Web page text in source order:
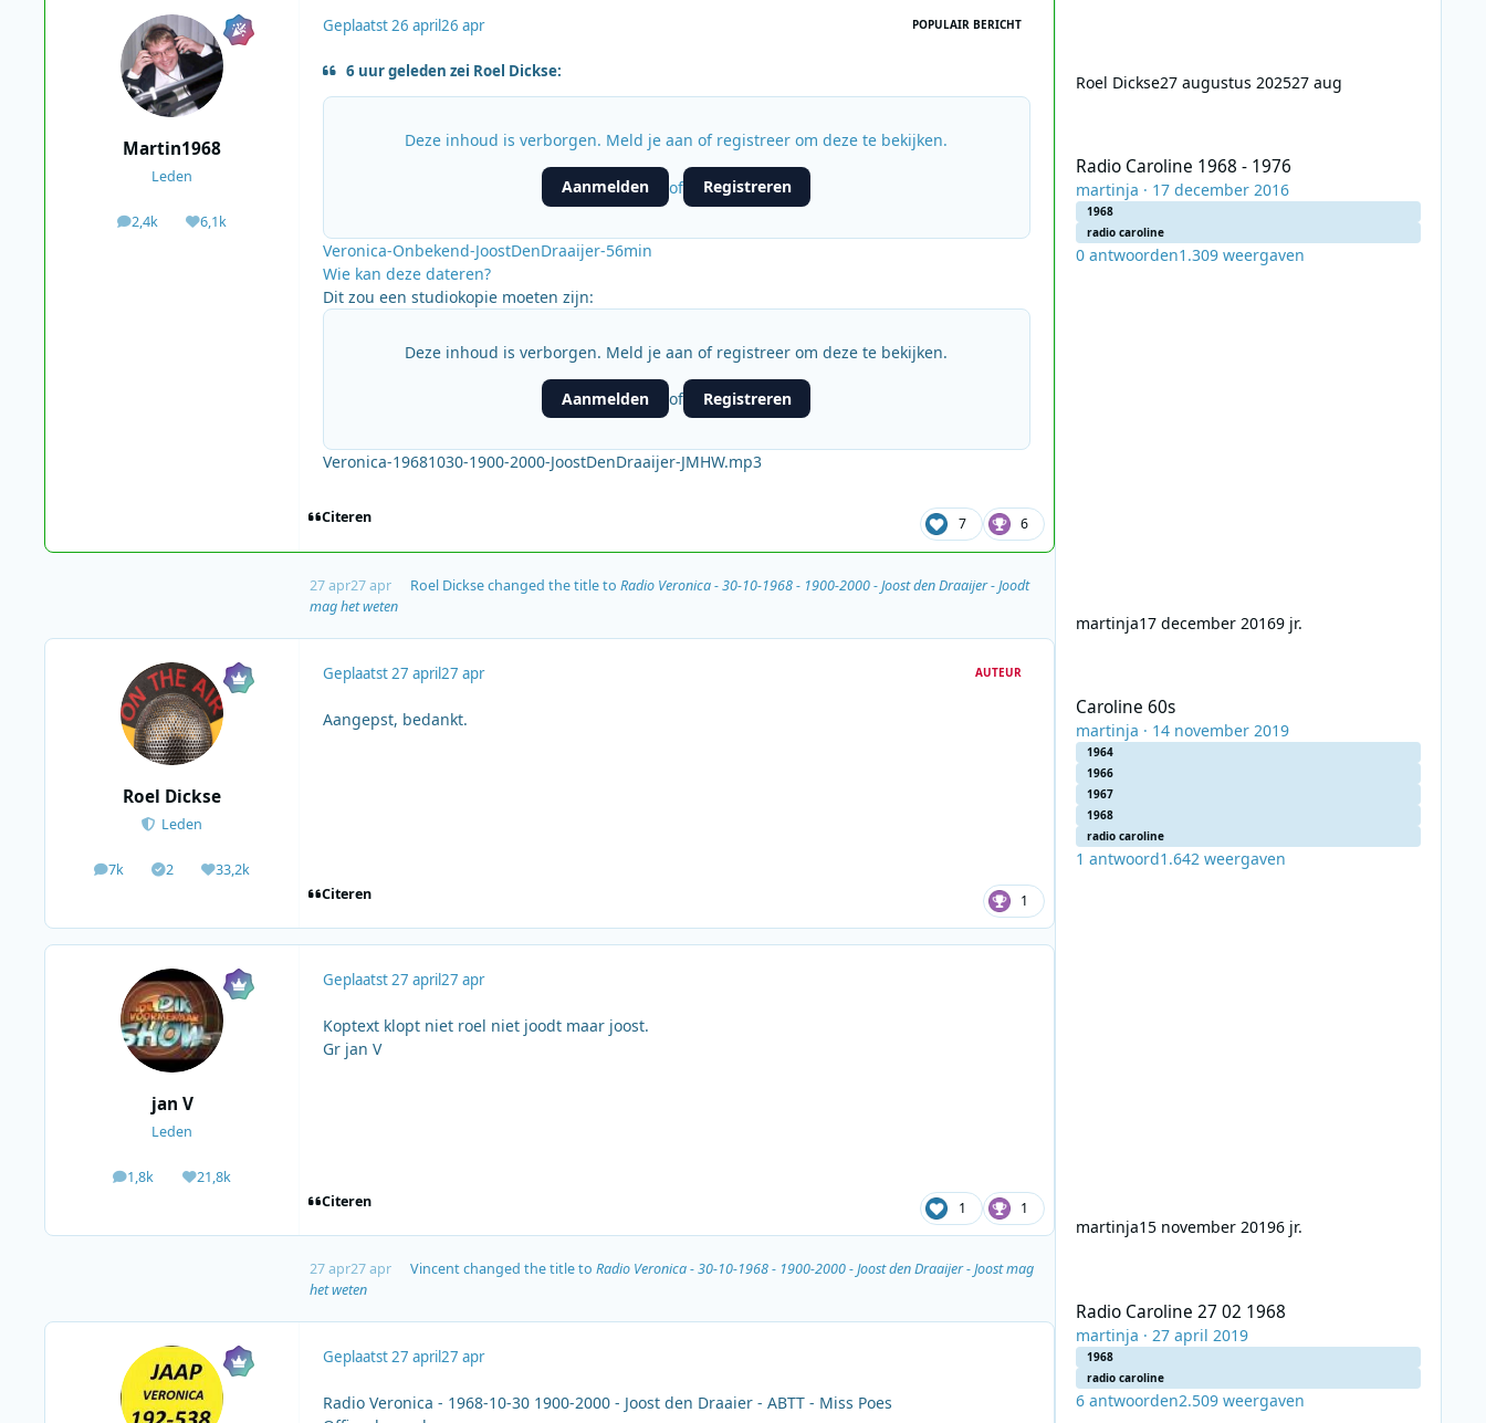
Martin1968
Leden
2,4k
berichten6,1k
Waardering
Geplaatst26 april26 apr POPULAIR BERICHT
6 uur geleden zei Roel Dickse:
Deze inhoud is verborgen. Meld je aan of registreer om deze te bekijken.
Aanmelden of Registreren
Veronica-Onbekend-JoostDenDraaijer-56min
Wie kan deze dateren?
Dit zou een studiokopie moeten zijn:
Deze inhoud is verborgen. Meld je aan of registreer om deze te bekijken.
Aanmelden of Registreren
Veronica-19681030-1900-2000-JoostDenDraaijer-JMHW.mp3
Citeren 7 6
27 apr27 apr Roel Dicksechanged the title to Radio Veronica - 30-10-1968 - 1900-2000 - Joost den Draaijer - Joodt
mag het weten
Roel Dickse
Leden
7k
berichten2
Solutions33,2k
Waardering
Geplaatst27 april27 apr AUTEUR
Aangepst, bedankt.
Citeren 1
jan V
Leden
1,8k
berichten21,8k
Waardering
Geplaatst27 april27 apr
Koptext klopt niet roel niet joodt maar joost.
Gr jan V
Citeren 1 1
27 apr27 apr Vincentchanged the title to Radio Veronica - 30-10-1968 - 1900-2000 - Joost den Draaijer - Joost mag
het weten
Geplaatst27 april27 apr
Radio Veronica - 1968-10-30 1900-2000 - Joost den Draaier - ABTT - Miss Poes
Roel Dickse27 augustus 202527 aug
Radio Caroline 1968 - 1976
martinja · 17 december 2016
1968
radio caroline
0 antwoorden1.309 weergaven
martinja17 december 20169 jr.
Caroline 60s
martinja · 14 november 2019
1964
1966
1967
1968
radio caroline
1 antwoord1.642 weergaven
martinja15 november 20196 jr.
Radio Caroline 27 02 1968
martinja · 27 april 2019
1968
radio caroline
6 antwoorden2.509 weergaven